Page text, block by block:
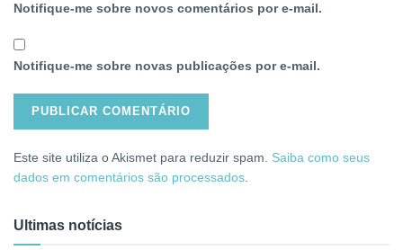
Notifique-me sobre novos comentários por e-mail.
Notifique-me sobre novas publicações por e-mail.
Este site utiliza o Akismet para reduzir spam. Saiba como seus
dados em comentários são processados
Ultimas notícias